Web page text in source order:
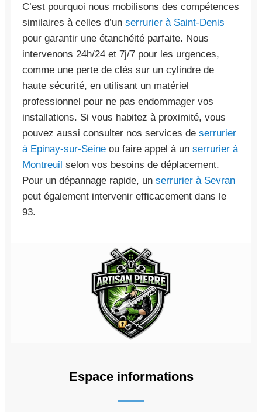
C’est pourquoi nous mobilisons des compétences
similaires à celles d’un serrurier à Saint-Denis
pour garantir une étanchéité parfaite. Nous
intervenons 24h/24 et 7j/7 pour les urgences,
comme une perte de clés sur un cylindre de
haute sécurité, en utilisant un matériel
professionnel pour ne pas endommager vos
installations. Si vous habitez à proximité, vous
pouvez aussi consulter nos services de serrurier
à Epinay-sur-Seine ou faire appel à un serrurier à
Montreuil selon vos besoins de déplacement.
Pour un dépannage rapide, un serrurier à Sevran
peut également intervenir efficacement dans le
93.
Espace informations